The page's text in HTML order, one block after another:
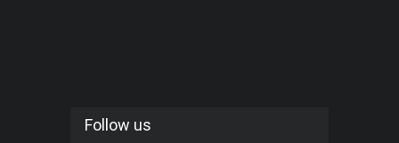
Follow us